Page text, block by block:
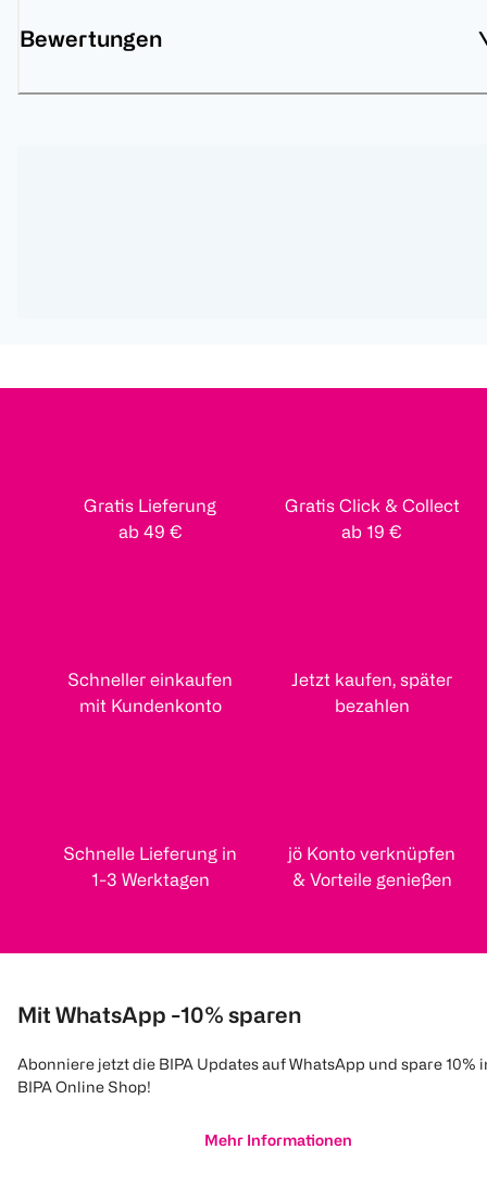
Bewertungen
Gratis Lieferung
ab 49 €
Gratis Click & Collect
ab 19 €
Schneller einkaufen
mit Kundenkonto
Jetzt kaufen, später
bezahlen
Schnelle Lieferung in
1-3 Werktagen
jö Konto verknüpfen
& Vorteile genießen
Mit WhatsApp -10% sparen
Abonniere jetzt die BIPA Updates auf WhatsApp und spare 10%
BIPA Online Shop!
Mehr Informationen